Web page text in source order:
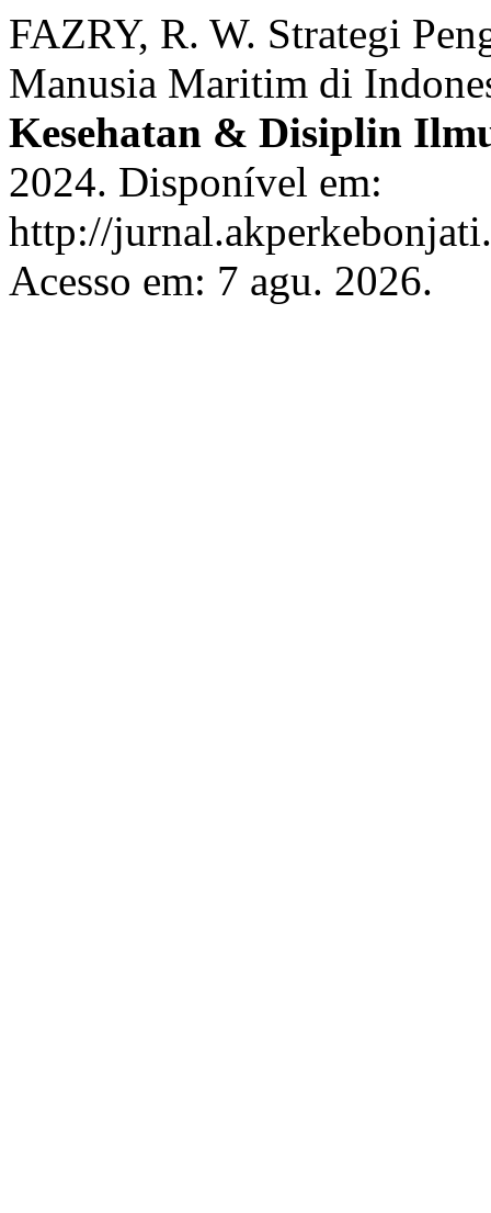
FAZRY, R. W. Strategi
Manusia Maritim di
Kesehatan & Disiplin
2024. Disponível em:
http://
Acesso em: 7 agu. 2026.